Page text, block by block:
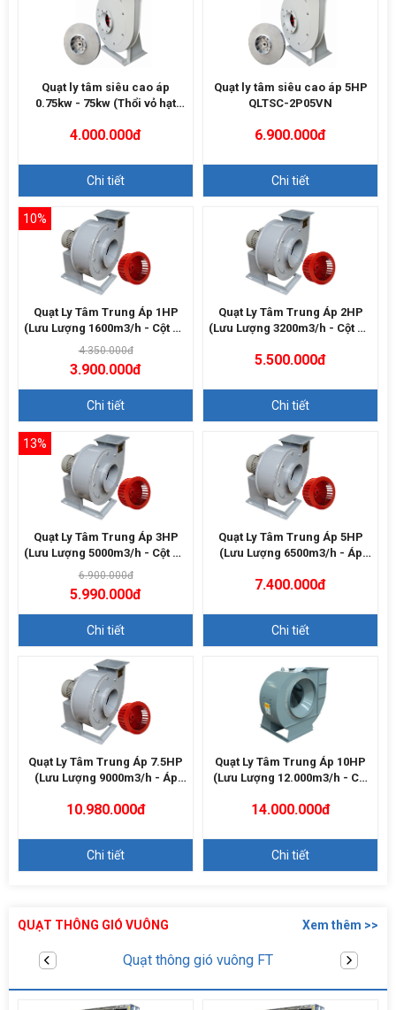
Quạt ly tâm siêu cao áp
0.75kw - 75kw (Thổi vỏ hạt
4.000.000đ
Chi tiết
Quạt ly tâm siêu cao áp 5HP
QLTSC-2P05VN
6.900.000đ
Chi tiết
10%
Quạt Ly Tâm Trung Áp 1HP
(Lưu Lượng 1600m3/h - Cột Áp
700Pa)
4.350.000đ
3.900.000đ
Chi tiết
Quạt Ly Tâm Trung Áp 2HP
(Lưu Lượng 3200m3/h - Cột Áp
5.500.000đ
Chi tiết
13%
Quạt Ly Tâm Trung Áp 3HP
(Lưu Lượng 5000m3/h - Cột Áp
1200Pa)
6.900.000đ
5.990.000đ
Chi tiết
Quạt Ly Tâm Trung Áp 5HP
(Lưu Lượng 6500m3/h - Áp
7.400.000đ
Chi tiết
Quạt Ly Tâm Trung Áp 7.5HP
(Lưu Lượng 9000m3/h - Áp
10.980.000đ
Chi tiết
Quạt Ly Tâm Trung Áp 10HP
(Lưu Lượng 12.000m3/h - Cột
14.000.000đ
Chi tiết
QUẠT THÔNG GIÓ VUÔNG Xem thêm >>
Quạt thông gió vuông SHRV